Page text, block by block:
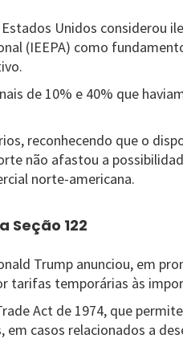
Unidos considerou
(IEEPA) como
de 10% e 40% que
reconhecendo que o
não afastou a
norte-americana.
Seção 122
Trump anunciou, em
tarifas temporárias às
Act de 1974, que
casos relacionados a